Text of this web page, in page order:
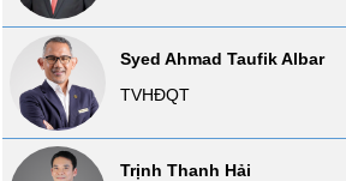
Syed Ahmad Taufik Albar
TVHĐQT
Trịnh Thanh Hải
ĐỘNG
SẢN
Mã
chứng
khoán
(-)